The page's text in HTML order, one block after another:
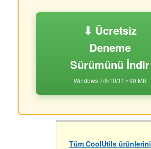
⬇ Ücretsiz
Deneme
Sürümünü İndir
Windows 7/8/10/11 • 90 MB
Tüm CoolUtils ürünlerini